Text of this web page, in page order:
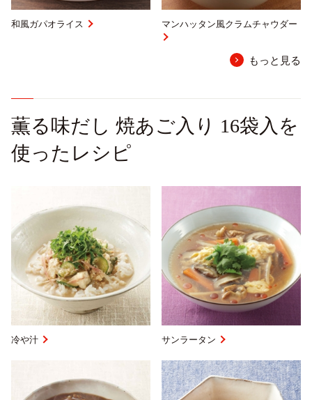
和風ガパオライス マンハッタン風クラムチャウダー
もっと見る
薫る味だし 焼あご入り 16袋入を
使ったレシピ
冷や汁 サンラータン